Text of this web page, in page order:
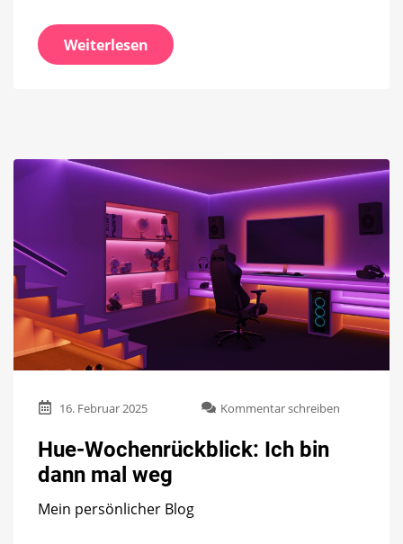
Weiterlesen
16. Februar 2025 Kommentar schreiben
Hue-Wochenrückblick: Ich bin
dann mal weg
Mein persönlicher Blog